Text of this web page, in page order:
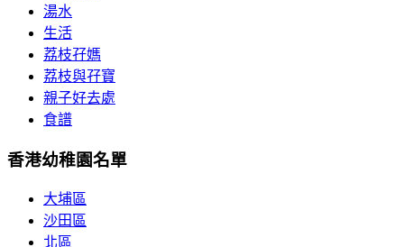
湯水
生活
荔枝孖媽
荔枝與孖寶
親子好去處
食譜
香港幼稚園名單
大埔區
沙田區
北區